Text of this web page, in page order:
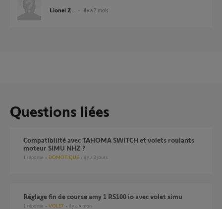
Lionel Z. il y a 7 mois
Questions liées
Compatibilité avec TAHOMA SWITCH et volets roulants
moteur SIMU NHZ ?
1 réponse DOMOTIQUE il y a 3 jours
Réglage fin de course amy 1 RS100 io avec volet simu
1 réponse VOLET il y a 4 mois